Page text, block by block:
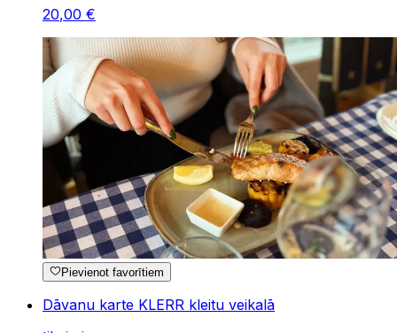
20,00 €
Pievienot favorītiem
Dāvanu karte KLERR kleitu veikalā